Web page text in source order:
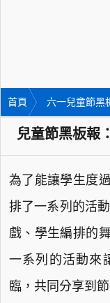
首頁 六一兒童節黑
料
兒童節黑板報
為了能讓學生度
排了一系列的活
戲、學生編排的
一系列的活動來
臨，共同分享到